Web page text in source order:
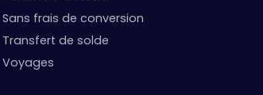
Sans frais de conversion
Transfert de solde
Voyages